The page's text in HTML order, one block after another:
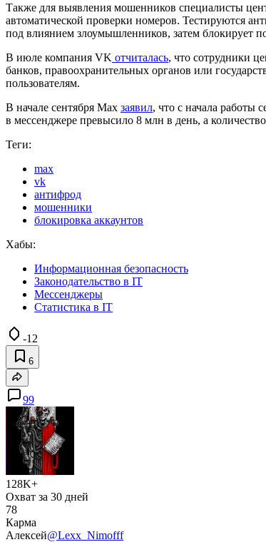
Также для выявления мошенников специалисты
автоматической проверки номеров. Тестируются
под влиянием злоумышленников, затем блокирует
В июле компания VK отчиталась, что сотрудники
банков, правоохранительных органов или
пользователям.
В начале сентября Max заявил, что с начала работы
в мессенджере превысило 8 млн в день, а
Теги:
max
vk
антифрод
мошенники
блокировка аккаунтов
Хабы:
Информационная безопасность
Законодательство в IT
Мессенджеры
Статистика в IT
-12
6
99
128K+
Охват за 30 дней
78
Карма
Алексей@Lexx_Nimofff